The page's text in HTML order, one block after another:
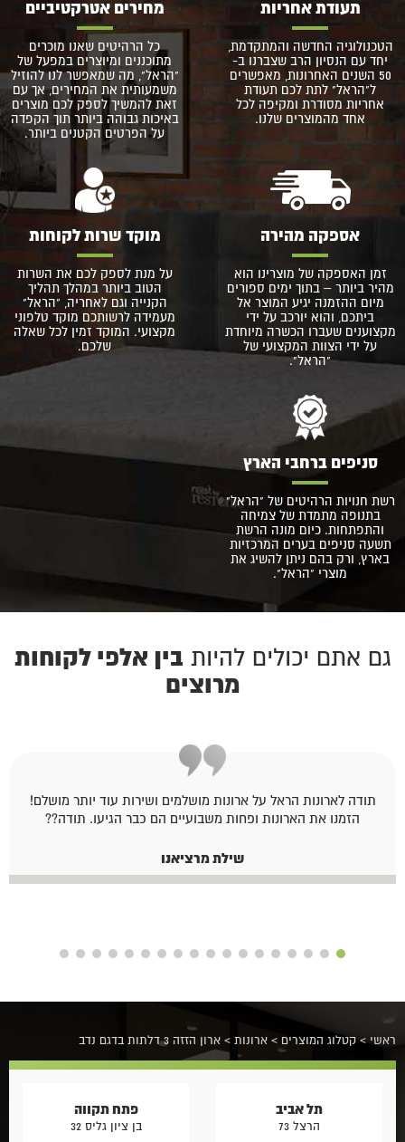
תעודת אחריות
הטכנולוגיה החדשה והמתקדמת,
יחד עם הנסיון הרב שצברנו ב-
50 השנים האחרונות, מאפשרים
ל"הראל" לתת לכם תעודת
אחריות מסודרת ומקיפה לכל
אחד מהמוצרים שלנו.
מחירים אטרקטיביים
כל הרהיטים שאנו מוכרים
מתוכננים ומיוצרים במפעל של
"הראל", מה שמאפשר לנו להוזיל
משמעותית את המחירים, אך עם
זאת להמשיך לספק לכם מוצרים
באיכות גבוהה ביותר תוך הקפדה
על הפרטים הקטנים ביותר.
אספקה מהירה
זמן האספקה של מוצרינו הוא
מהיר ביותר – בתוך ימים ספורים
מיום ההזמנה יגיע המוצר אל
ביתכם, והוא יורכב על ידי
מקצוענים שעברו הכשרה מיוחדת
על ידי הצוות המקצועי של
"הראל".
מוקד שרות לקוחות
על מנת לספק לכם את השרות
הטוב ביותר במהלך תהליך
הקנייה וגם לאחריה, "הראל"
מעמידה לרשותכם מוקד טלפוני
מקצועי. המוקד זמין לכל שאלה
שלכם.
סניפים ברחבי הארץ
רשת חנויות הרהיטים של "הראל"
בתנופה מתמדת של צמיחה
והתפתחות. כיום מונה הרשת
תשעה סניפים בערים המרכזיות
בארץ, ורק בהם ניתן להשיג את
מוצרי "הראל".
גם אתם יכולים להיות בין אלפי לקוחות
מרוצים
תודה לארונות הראל על ארונות מושלמים ושירות עוד יותר מושלם!
הזמנו את הארונות ופחות משבועיים הם כבר הגיעו. תודה??
שילת מרציאנו
ראשי >קטלוג המוצרים > ארונות > ארון הזזה 3 דלתות בדגם נדב
תל אביב
הרצל 73
פתח תקווה
בן ציון גליס 32